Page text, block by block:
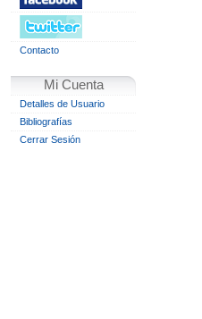
Contacto
Mi Cuenta
Detalles de Usuario
Bibliografías
Cerrar Sesión